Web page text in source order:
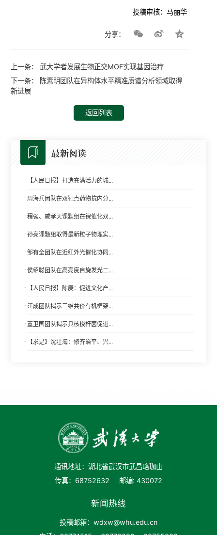
投稿审核：马丽华
分享：
上一条：武大学者发展生物正交MOF实现基因治疗
下一条： 陈素明团队在异构体水平精准质谱分析领域取得
新进展
返回列表
最新阅读
· 【人民日报】打造充满活力的城...
· 周海兵团队在双靶点药物抗内分...
· 程强、戚孝天课题组在镍催化双...
· 孙亮课题组取得最新粒子物理实...
· 邹有全团队在近红外光催化协同...
· 侯绍聪团队在高亮度自旋发光二...
· 【人民日报】陈庚：促进文化产...
· 汪成团队揭示三维共价有机框架...
· 董卫国团队揭示具核梭杆菌促进...
· 【求是】沈壮海：修齐治平、兴...
通讯地址：湖北省武汉市武昌珞珈山
传真：68752632
邮编: 430072
新闻热线
投稿邮箱：wdxw@whu.edu.cn